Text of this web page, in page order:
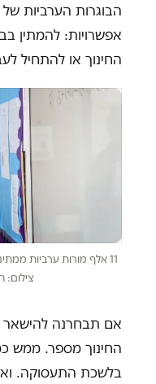
הבוגרות הערביות של
אפשרויות: להמתין
החינוך או להתחיל
11 אלף מורות ערביות
צילום:
אם תבחרנה
החינוך מספר. ממש